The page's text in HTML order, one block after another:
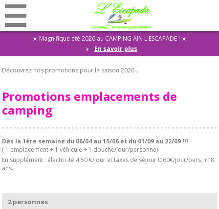
Promotions
Accueil
Camping
Restaurant
Activités
Evénementiel
Actualités
☀️ Magnifique été 2026 au CAMPING AIN L'ESCAPADE ! ☀️
En savoir plus
Découvrez nos promotions pour la saison 2026...
Promotions emplacements de
camping
Dès la 1ère semaine du 06/04 au 15/06 et du 01/09 au 22/09 !!!
( 1 emplacement + 1 véhicule + 1 douche/jour/personne)
En supplément : électricité 4.50 €/jour et taxes de séjour 0.60€/jour/pers. +18
ans.
2 personnes